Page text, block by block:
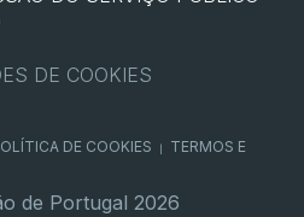
DE COOKIES
DE COOKIES
TERMOS E
de Portugal 2026